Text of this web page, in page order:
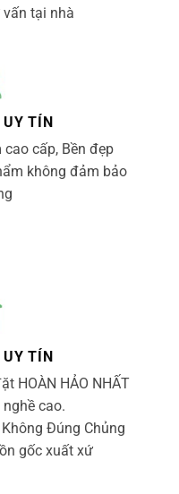
tại nhà
UY TÍN
cao cấp, Bền đẹp
không đảm bảo
UY TÍN
HOÀN HẢO NHẤT
cao.
Đúng Chủng
gốc xuất xứ